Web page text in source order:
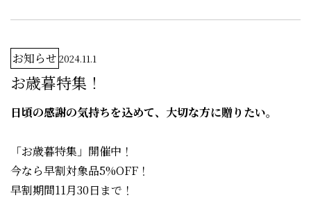
お知らせ 2024.11.1
お歳暮特集！
日頃の感謝の気持ちを込めて、大切な方に贈りたい。
「お歳暮特集」開催中！
今なら早割対象品5%OFF！
早割期間11月30日まで！